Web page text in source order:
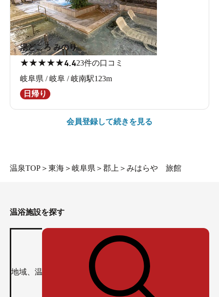
湯どころ みのり
★★★★★4.423件の口コミ
岐阜県 / 岐阜 / 岐南駅123m
日帰り
会員登録して続きを見る
温泉TOP ＞ 東海 ＞ 岐阜県 ＞ 郡上 ＞ みはらや 旅館
温浴施設を探す